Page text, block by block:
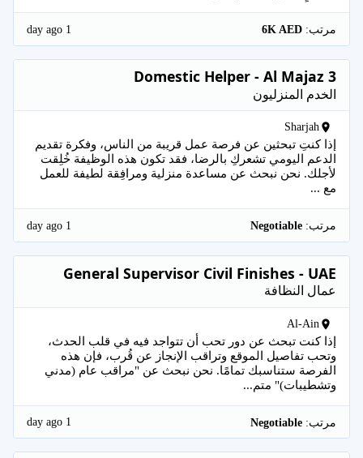
مرتب: 1 day ago
Domestic Helper - Al Majaz 3
الخدم المنزليون
Sharjah
إذا كنتِ تبحثين عن فرصة عمل قريبة من الناس، وفكرة تقديم
الدعم اليومي تشعركِ بالرضا، فقد تكون هذه الوظيفة خُلِقت
لأجلك. نحن نبحث عن مساعدة منزلية ومرافِقة لطيفة للعمل
مع ...
مرتب: 1 day ago
General Supervisor Civil Finishes - UAE
عمال النظافة
Al-Ain
إذا كنت تبحث عن دور تحب أن تتواجد فيه في قلب الحدث،
وتحب تفاصيل الموقع وتراقب الإنجاز عن قُرب، فإن هذه
الفرصة ستناسبك تمامًا. نحن نبحث عن "مراقب عام (مدني
وتشطيبات)" متم...
مرتب: 1 day ago